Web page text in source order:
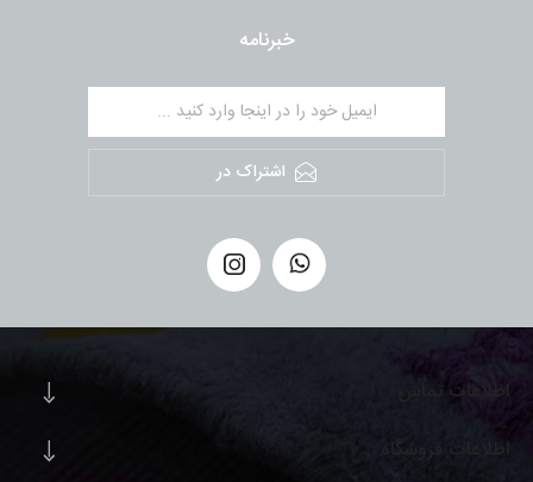
خبرنامه
اشتراک در
اطلاعات تماس
اطلاعات فروشگاه